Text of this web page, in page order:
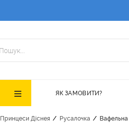
ЯК ЗАМОВИТИ?
Принцеси Діснея / Русалочка /